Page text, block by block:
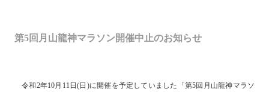
第5回月山龍神マラソン開催中止のお知らせ
令和2年10月11日(日)に開催を予定していました「第5回月山龍神マラソ